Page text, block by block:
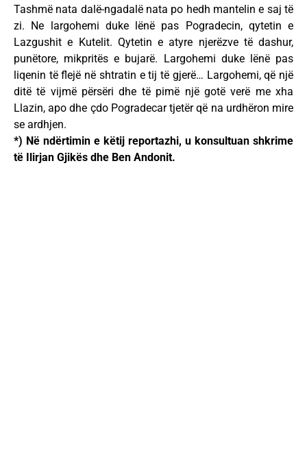
Tashmë nata dalë-ngadalë nata po hedh mantelin e saj të
zi. Ne largohemi duke lënë pas Pogradecin, qytetin e
Lazgushit e Kutelit. Qytetin e atyre njerëzve të dashur,
punëtore, mikpritës e bujarë. Largohemi duke lënë pas
liqenin të flejë në shtratin e tij të gjerë… Largohemi, që një
ditë të vijmë përsëri dhe të pimë një gotë verë me xha
Llazin, apo dhe çdo Pogradecar tjetër që na urdhëron mire
se ardhjen.
*) Në ndërtimin e këtij reportazhi, u konsultuan shkrime
të Ilirjan Gjikës dhe Ben Andonit.